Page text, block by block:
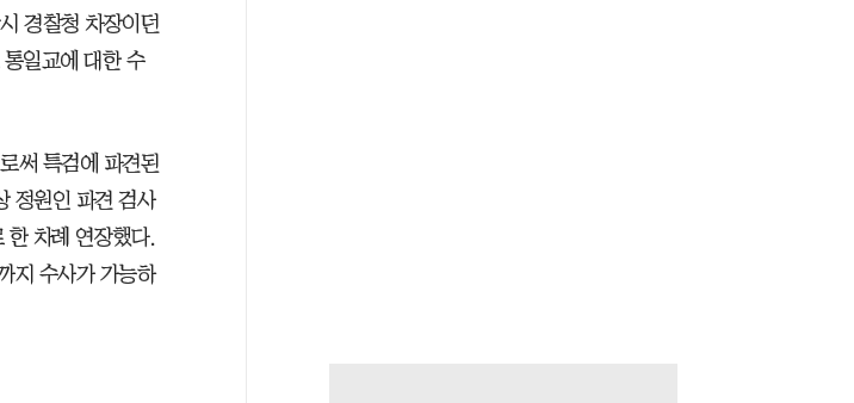
경찰청 차장이던
일교에 대한 수
써 특검에 파견된
정원인 파견 검사
한 차례 연장했다.
지 수사가 가능하